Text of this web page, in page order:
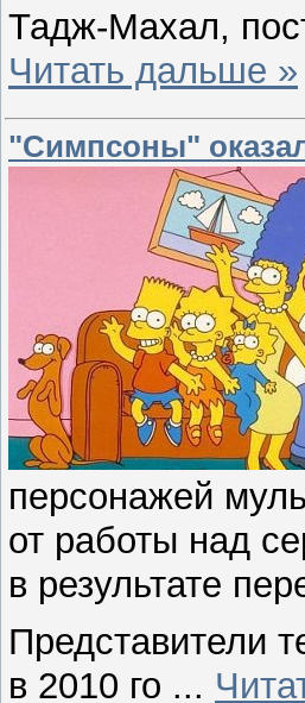
Тадж-Махал,
Читать дальше »
"Симпсоны"
персонажей
от работы над
в результате
Представители
в 2010 го ...